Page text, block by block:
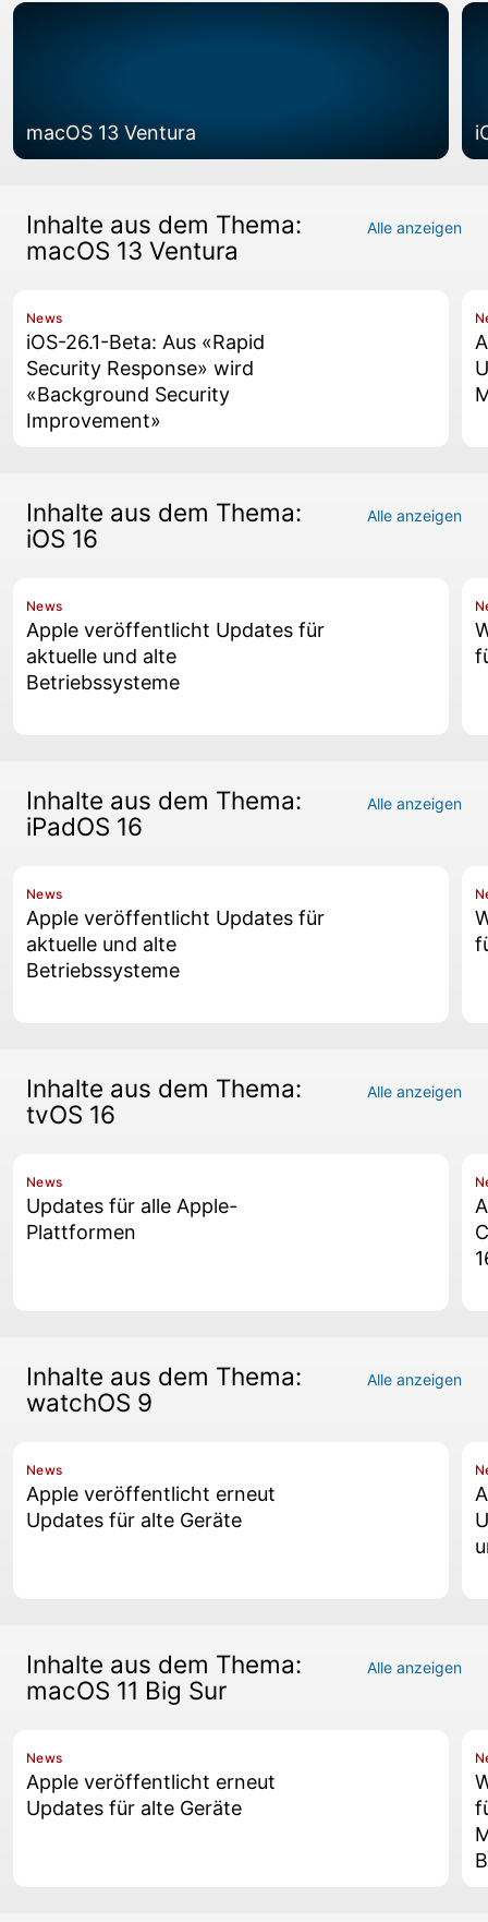
macOS 13 Ventura
Inhalte aus dem Thema:
macOS 13 Ventura
Alle anzeigen
News
iOS-26.1-Beta: Aus «Rapid
Security Response» wird
«Background Security
Improvement»
Inhalte aus dem Thema:
iOS 16
Alle anzeigen
News
Apple veröffentlicht Updates für
aktuelle und alte
Betriebssysteme
Inhalte aus dem Thema:
iPadOS 16
Alle anzeigen
News
Apple veröffentlicht Updates für
aktuelle und alte
Betriebssysteme
Inhalte aus dem Thema:
tvOS 16
Alle anzeigen
News
Updates für alle Apple-
Plattformen
Inhalte aus dem Thema:
watchOS 9
Alle anzeigen
News
Apple veröffentlicht erneut
Updates für alte Geräte
Inhalte aus dem Thema:
macOS 11 Big Sur
Alle anzeigen
News
Apple veröffentlicht erneut
Updates für alte Geräte